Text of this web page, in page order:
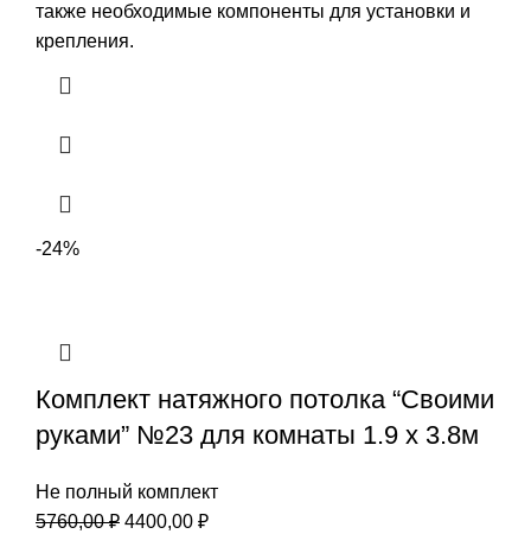
также необходимые компоненты для установки и
крепления.
-24%
Комплект натяжного потолка “Своими
руками” №23 для комнаты 1.9 х 3.8м
Не полный комплект
5760,00₽ Первоначальная
4400,00 ₽Текущая